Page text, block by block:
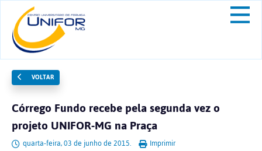
VOLTAR
Córrego Fundo recebe pela segunda vez o
projeto UNIFOR-MG na Praça
quarta-feira, 03 de junho de 2015. Imprimir